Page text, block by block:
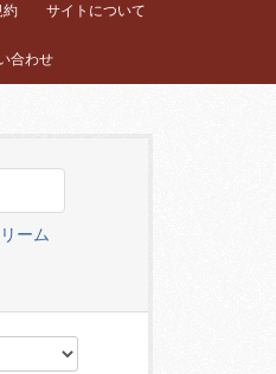
約 サイトについて
合わせ
ーム